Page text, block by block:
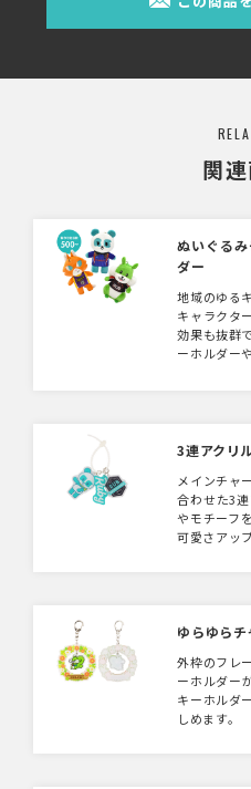
関
ぬいぐる
ダー
地域のゆる
キャラクタ
効果も抜群
ーホルダー
は手作業に
また、細か
ご相談をさ
ご理解いた
ます。
3連アクリ
メインチャ
合わせた3
やモチーフ
可愛さアッ
ゆらゆらチ
外枠のフレ
ーホルダー
キーホルダ
しめます。